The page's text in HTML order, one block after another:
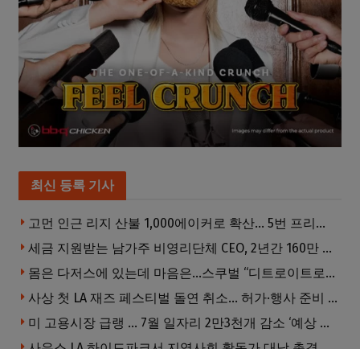
최신 등록 기사
고먼 인근 리지 산불 1,000에이커로 확산… 5번 프리웨이 양방향 전면 폐쇄
세금 지원받는 남가주 비영리단체 CEO, 2년간 160만 달러 이상 받아… 미사용 휴가수당만 수십만 달러
몸은 다저스에 있는데 마음은…스쿠벌 “디트로이트로 돌아가고파”
사상 첫 LA 재즈 페스티벌 돌연 취소… 허가·행사 준비 문제로 일정 변경
미 고용시장 급랭 … 7월 일자리 2만3천개 감소 ‘예상 밖 쇼크’